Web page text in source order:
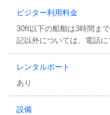
ビジター利用料金
30ft以下の船舶は3時間ま
記以外については、電話に
レンタルボート
あり
設備